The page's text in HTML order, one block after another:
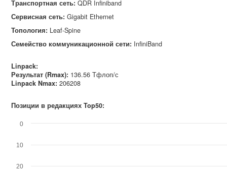
Транспортная сеть: QDR Infiniband
Сервисная сеть: Gigabit Ethernet
Топология: Leaf-Spine
Семейство коммуникационной сети: InfiniBand
Linpack:
Результат (Rmax): 136.56 Тфлоп/с
Linpack Nmax: 206208
Позиции в редакциях Top50:
0
10
20